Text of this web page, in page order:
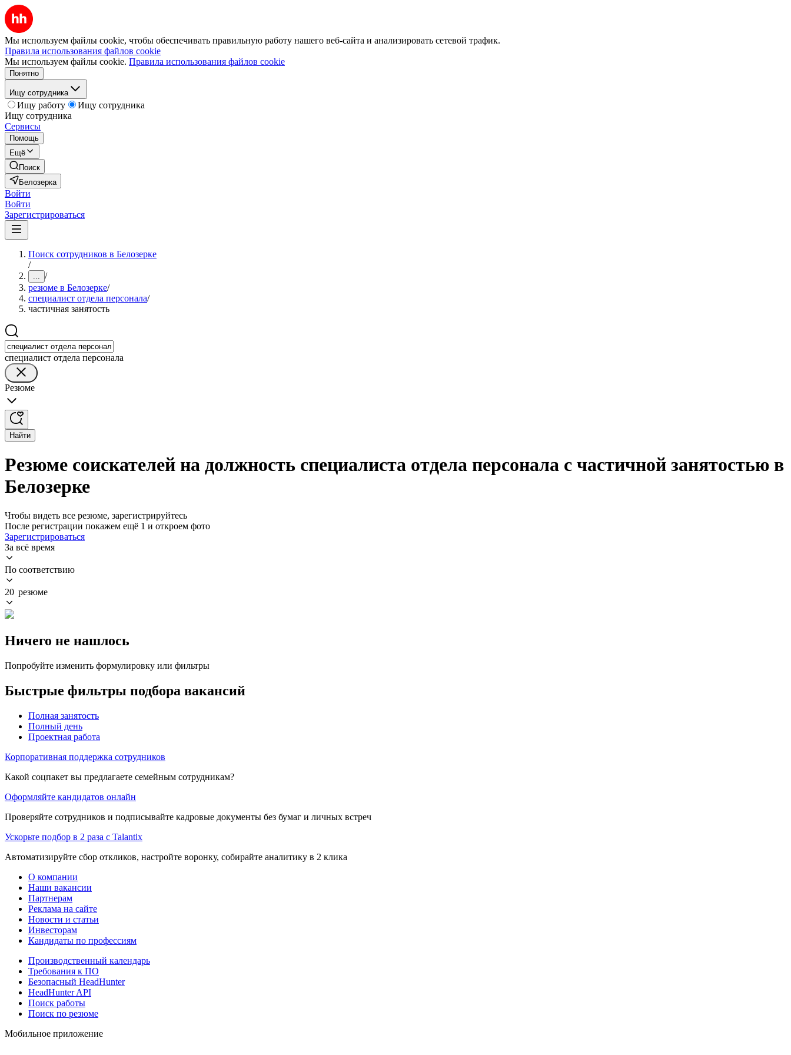
Мы используем файлы cookie, чтобы обеспечивать правильную работу нашего веб-сайта и анализировать сетевой трафик.
Правила использования файлов cookie
Мы используем файлы cookie. Правила использования файлов cookie
Понятно
Ищу сотрудника
Ищу работу
Ищу сотрудника
Ищу сотрудника
Сервисы
Помощь
Ещё
Поиск
Белозерка
Войти
Войти
Зарегистрироваться
Поиск сотрудников в Белозерке
/
... /
резюме в Белозерке/
специалист отдела персонала/
частичная занятость
специалист отдела персонала
Резюме
Найти
Резюме соискателей на должность специалиста отдела персонала с частичной занятостью в
Белозерке
Чтобы видеть все резюме, зарегистрируйтесь
После регистрации покажем ещё 1 и откроем фото
Зарегистрироваться
За всё время
По соответствию
20 резюме
Ничего не нашлось
Попробуйте изменить формулировку или фильтры
Быстрые фильтры подбора вакансий
Полная занятость
Полный день
Проектная работа
Корпоративная поддержка сотрудников
Какой соцпакет вы предлагаете семейным сотрудникам?
Оформляйте кандидатов онлайн
Проверяйте сотрудников и подписывайте кадровые документы без бумаг и личных встреч
Ускорьте подбор в 2 раза с Talantix
Автоматизируйте сбор откликов, настройте воронку, собирайте аналитику в 2 клика
О компании
Наши вакансии
Партнерам
Реклама на сайте
Новости и статьи
Инвесторам
Кандидаты по профессиям
Производственный календарь
Требования к ПО
Безопасный HeadHunter
HeadHunter API
Поиск работы
Поиск по резюме
Мобильное приложение